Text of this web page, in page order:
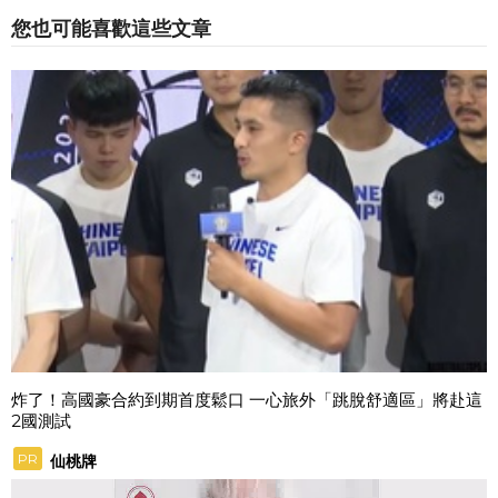
您也可能喜歡這些文章
炸了！高國豪合約到期首度鬆口 一心旅外「跳脫舒適區」將赴這
2國測試
PR 仙桃牌